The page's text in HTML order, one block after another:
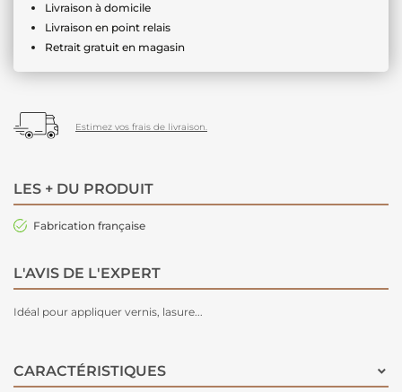
Livraison à domicile
Livraison en point relais
Retrait gratuit en magasin
Estimez vos frais de livraison.
LES + DU PRODUIT
Fabrication française
L'AVIS DE L'EXPERT
Idéal pour appliquer vernis, lasure...
CARACTÉRISTIQUES